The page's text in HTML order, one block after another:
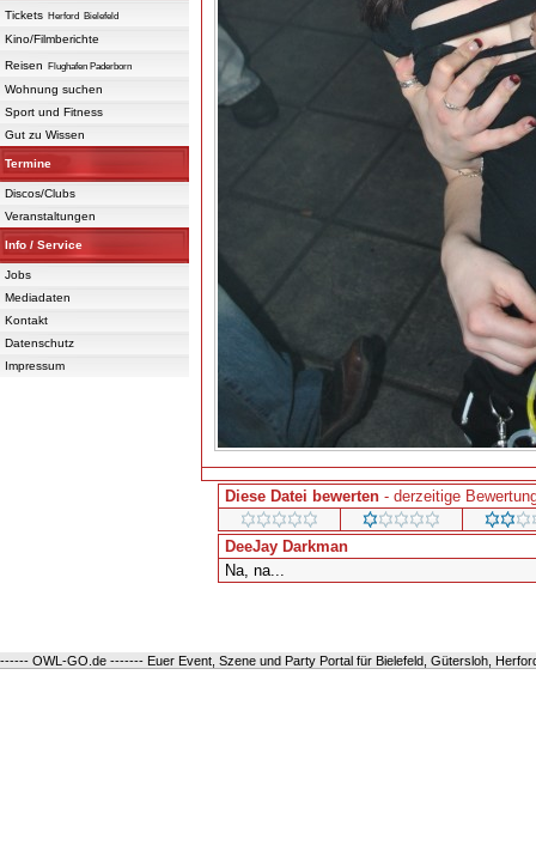
Tickets Herford Bielefeld
Kino/Filmberichte
Reisen
Flughafen Paderborn
Wohnung suchen
Sport und Fitness
Gut zu Wissen
Termine
Discos/Clubs
Veranstaltungen
Info / Service
Jobs
Mediadaten
Kontakt
Datenschutz
Impressum
Diese Datei bewerten - derzeitige
DeeJay Darkman
Na, na...
------ OWL-GO.de ------- Euer Event, Szene und Party Portal für Bielefeld, Gütersloh,